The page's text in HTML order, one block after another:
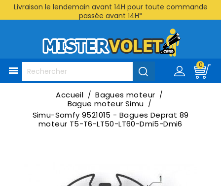
Livraison le lendemain avant 14H pour toute commande
passée avant 14H*

0
Accueil
Bagues moteur
Bague moteur Simu
Simu-Somfy 9521015 - Bagues Deprat 89
moteur T5-T6-LT50-LT60-Dmi5-Dmi6